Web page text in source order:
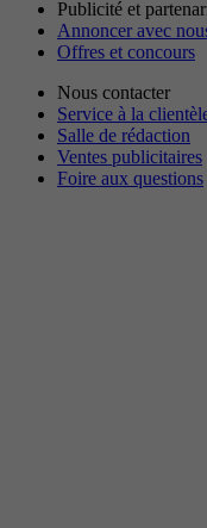
Publicité et
Annoncer avec
Offres et concours
Nous contacter
Service à la
Salle de rédaction
Ventes publicitaires
Foire aux questions